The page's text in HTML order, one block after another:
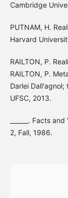
Cambridge
PUTNAM, H.
Harvard
RAILTON, P.
RAILTON, P.
Darlei Dall'agnol;
UFSC, 2013.
______. Facts
2, Fall, 1986.